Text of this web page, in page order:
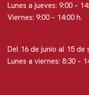
Lunes a jueves: 9:00 –
Viernes: 9:00 – 14:00 h.
Del 16 de junio al 15 de
Lunes a viernes: 8:30 –